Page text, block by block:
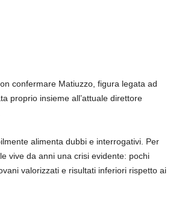
confermare Matiuzzo, figura legata ad
proprio insieme all’attuale direttore
alimenta dubbi e interrogativi. Per
vive da anni una crisi evidente: pochi
valorizzati e risultati inferiori rispetto ai